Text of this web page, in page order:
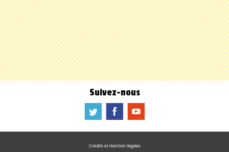
Suivez-nous
a b f
Crédits et mention légales